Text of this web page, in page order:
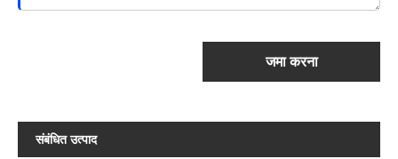
जमा करना
संबंधित उत्पाद